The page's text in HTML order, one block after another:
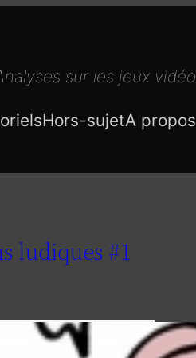
sur les jeux vidéo
Hors-sujetA propos
ludiques #1